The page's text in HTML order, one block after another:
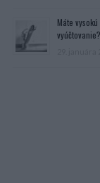
Máte
vyúčtovanie?